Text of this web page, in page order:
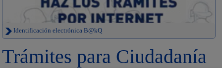
Identificación electrónica B@kQ
Trámites para Ciudadanía